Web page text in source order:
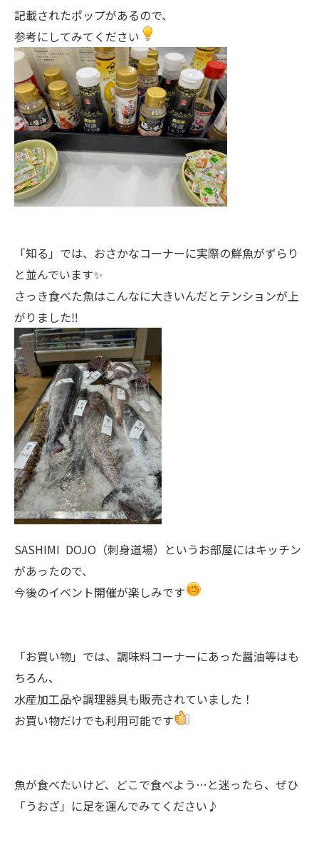
記載されたポップがあるので、
参考にしてみてください
「知る」では、おさかなコーナーに実際の鮮魚がずらり
と並んでいます✨
さっき食べた魚はこんなに大きいんだとテンションが上
がりました‼
SASHIMI DOJO（刺身道場）というお部屋にはキッチン
があったので、
今後のイベント開催が楽しみです
「お買い物」では、調味料コーナーにあった醤油等はも
ちろん、
水産加工品や調理器具も販売されていました！
お買い物だけでも利用可能です
魚が食べたいけど、どこで食べよう…と迷ったら、ぜひ
「うおざ」に足を運んでみてください♪